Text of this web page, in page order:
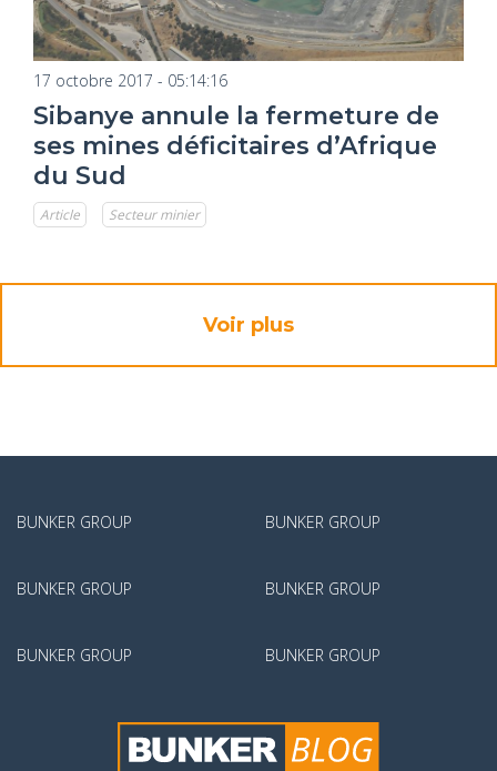
17 octobre 2017 - 05:14:16
Sibanye annule la fermeture de
ses mines déficitaires d’Afrique
du Sud
Article Secteur minier
Voir plus
BUNKER GROUP
BUNKER GROUP
BUNKER GROUP
BUNKER GROUP
BUNKER GROUP
BUNKER GROUP